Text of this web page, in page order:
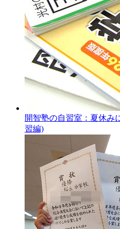
開智塾の自習室：夏休み
習編)